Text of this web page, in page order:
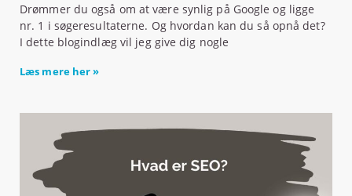
Drømmer du også om at være synlig på Google og ligge
nr. 1 i søgeresultaterne. Og hvordan kan du så opnå det?
I dette blogindlæg vil jeg give dig nogle
Læs mere her »